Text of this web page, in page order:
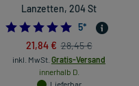
Lanzetten, 204 St
4.8
5*
21,84 € 28,45 €
inkl. MwSt. Gratis-Versand
innerhalb D.
Lieferbar